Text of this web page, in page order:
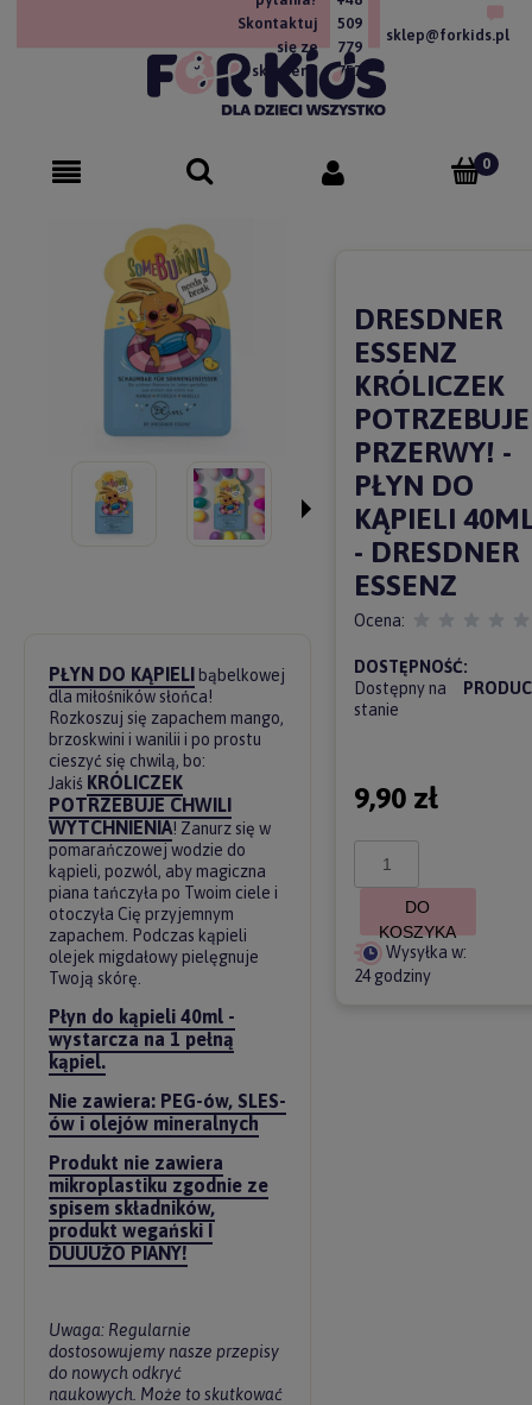
Skontaktuj
się ze
sklepem!
509
779
757
sklep@forkids.pl
PŁYN DO KĄPIELI bąbelkowej
dla miłośników słońca!
Rozkoszuj się zapachem mango,
brzoskwini i wanilii i po prostu
cieszyć się chwilą, bo:
Jakiś KRÓLICZEK
POTRZEBUJE CHWILI
WYTCHNIENIA! Zanurz się w
pomarańczowej wodzie do
kąpieli, pozwól, aby magiczna
piana tańczyła po Twoim ciele i
otoczyła Cię przyjemnym
zapachem. Podczas kąpieli
olejek migdałowy pielęgnuje
Twoją skórę.
Płyn do kąpieli 40ml -
wystarcza na 1 pełną
kąpiel.
Nie zawiera: PEG-ów, SLES-
ów i olejów mineralnych
Produkt nie zawiera
mikroplastiku zgodnie ze
spisem składników,
produkt wegański I
DUUUŻO PIANY!
Uwaga: Regularnie
dostosowujemy nasze przepisy
do nowych odkryć
naukowych. Może to skutkować
DRESDNER
ESSENZ
KRÓLICZEK
POTRZEBUJE
PRZERWY! -
PŁYN DO
KĄPIELI
- DRESDNER
ESSENZ
Ocena:
DOSTĘPNOŚĆ:
Dostępny na
stanie
9,90 zł
DO
KOSZYKA
Wysyłka w:
24 godziny